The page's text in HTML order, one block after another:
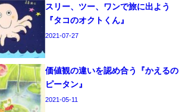
スリー、ツー、ワンで旅に出よう
『タコのオクトくん』
2021-07-27
価値観の違いを認め合う『かえるの
ピータン』
2021-05-11